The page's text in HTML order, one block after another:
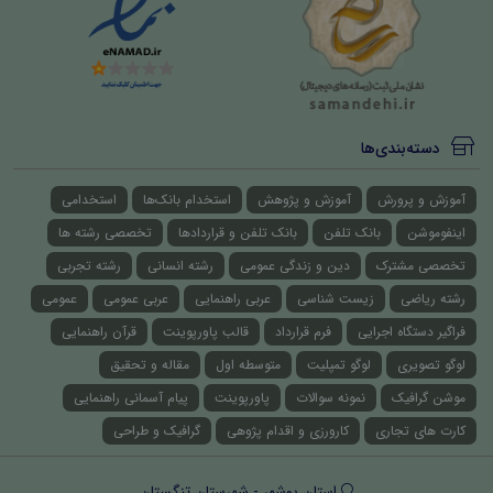
دسته‌بندی‌ها
آموزش و پرورش آموزش و پژوهش استخدام بانک‌ها
استخدامی
اینفوموشن
بانک تلفن بانک تلفن و قراردادها
تخصصی رشته ها
تخصصی مشترک
دین و زندگی عمومی رشته انسانی
رشته تجربی
رشته ریاضی
زیست شناسی عربی راهنمایی عربی عمومی
عمومی
فراگیر دستگاه اجرایی
فرم قرارداد قالب پاورپوینت
قرآن راهنمایی
لوگو تصویری
لوگو تمپلیت متوسطه اول
مقاله و تحقیق
موشن گرافیک
نمونه سوالات پاورپوینت
پیام آسمانی راهنمایی
کارت های تجاری
کارورزی و اقدام پژوهی گرافیک و طراحی